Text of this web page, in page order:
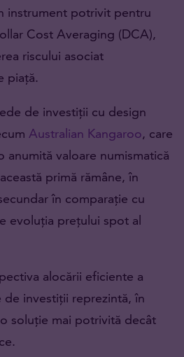
instrument potrivit pentru
Cost Averaging (DCA),
riscului asociat
piață.
de investiții cu design
Australian Kangaroo, care
valoare numismatică
primă rămâne, în
în comparație cu
evoluția prețului spot al
alocării eficiente a
investiții reprezintă, în
soluție mai potrivită decât